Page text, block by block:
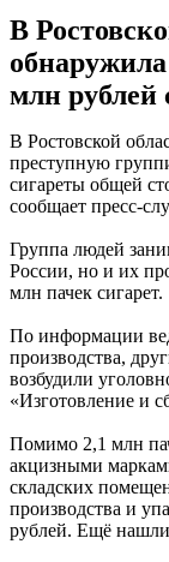
В
млн рублей
В Ростовской
преступную
сигареты общей
сообщает пресс-
Группа людей
России, но и их
млн пачек сигарет.
По информации
производства,
возбудили
«Изготовление и
Помимо 2,1 млн
акцизными
складских
производства и
рублей. Ещё